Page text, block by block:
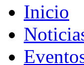
Inicio